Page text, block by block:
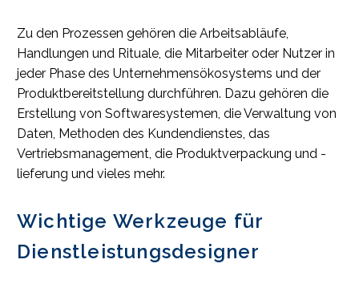
Zu den Prozessen gehören die Arbeitsabläufe,
Handlungen und Rituale, die Mitarbeiter oder Nutzer in
jeder Phase des Unternehmensökosystems und der
Produktbereitstellung durchführen. Dazu gehören die
Erstellung von Softwaresystemen, die Verwaltung von
Daten, Methoden des Kundendienstes, das
Vertriebsmanagement, die Produktverpackung und -
lieferung und vieles mehr.
Wichtige Werkzeuge für
Dienstleistungsdesigner